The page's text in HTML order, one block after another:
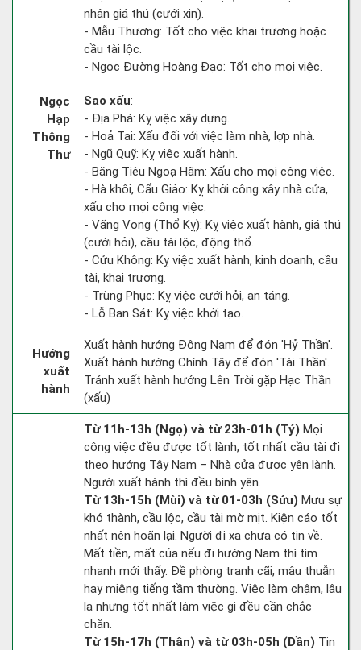
Ngọc
Hạp
Thông
Thư
nhân giá thú (cưới xin).
- Mẫu Thương: Tốt cho việc khai trương hoặc
cầu tài lộc.
- Ngọc Đường Hoàng Đạo: Tốt cho mọi việc.
Sao xấu:
- Địa Phá: Kỵ việc xây dựng.
- Hoả Tai: Xấu đối với việc làm nhà, lợp nhà.
- Ngũ Quỹ: Kỵ việc xuất hành.
- Băng Tiêu Ngoạ Hãm: Xấu cho mọi công việc.
- Hà khôi, Cẩu Giảo: Kỵ khởi công xây nhà cửa,
xấu cho mọi công việc.
- Vãng Vong (Thổ Kỵ): Kỵ việc xuất hành, giá thú
(cưới hỏi), cầu tài lộc, động thổ.
- Cửu Không: Kỵ việc xuất hành, kinh doanh, cầu
tài, khai trương.
- Trùng Phục: Kỵ việc cưới hỏi, an táng.
- Lỗ Ban Sát: Kỵ việc khởi tạo.
Hướng
xuất
hành
Xuất hành hướng Đông Nam để đón 'Hỷ Thần'.
Xuất hành hướng Chính Tây để đón 'Tài Thần'.
Tránh xuất hành hướng Lên Trời gặp Hạc Thần
(xấu)
Từ 11h-13h (Ngọ) và từ 23h-01h (Tý) Mọi
công việc đều được tốt lành, tốt nhất cầu tài đi
theo hướng Tây Nam – Nhà cửa được yên lành.
Người xuất hành thì đều bình yên.
Từ 13h-15h (Mùi) và từ 01-03h (Sửu) Mưu sự
khó thành, cầu lộc, cầu tài mờ mịt. Kiện cáo tốt
nhất nên hoãn lại. Người đi xa chưa có tin về.
Mất tiền, mất của nếu đi hướng Nam thì tìm
nhanh mới thấy. Đề phòng tranh cãi, mâu thuẫn
hay miệng tiếng tầm thường. Việc làm chậm, lâu
la nhưng tốt nhất làm việc gì đều cần chắc
chắn.
Từ 15h-17h (Thân) và từ 03h-05h (Dần) Tin